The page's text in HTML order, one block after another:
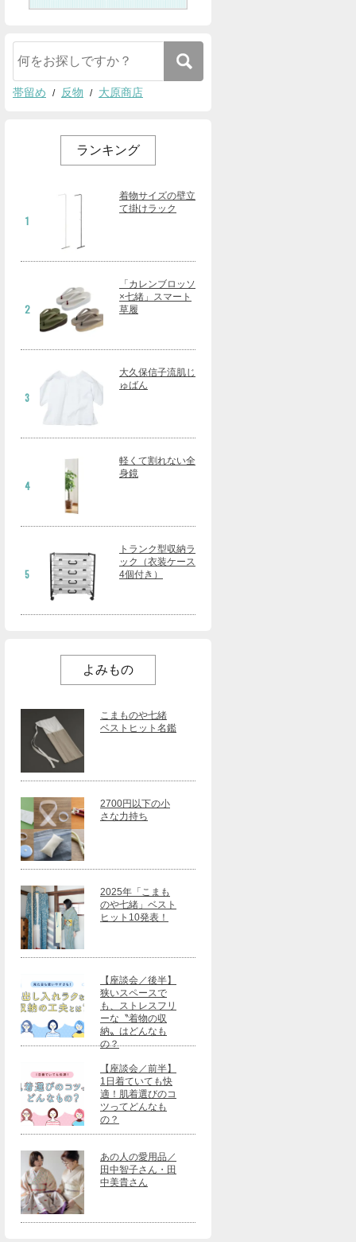
帯留め 反物 大原商店
ランキング
1
着物サイズの壁立
て掛けラック
2
「カレンブロッソ
×七緒」スマート
草履
3
大久保信子流肌じ
ゅばん
4
軽くて割れない全
身鏡
5
トランク型収納ラ
ック（衣装ケース
4個付き）
よみもの
こまものや七緒
ベストヒット名鑑
2700円以下の小
さな力持ち
2025年「こまも
のや七緒」ベスト
ヒット10発表！
【座談会／後半】
狭いスペースで
も、ストレスフリ
ーな〝着物の収
納〟はどんなも
の？
【座談会／前半】
1日着ていても快
適！肌着選びのコ
ツってどんなも
の？
あの人の愛用品／
田中智子さん・田
中美貴さん